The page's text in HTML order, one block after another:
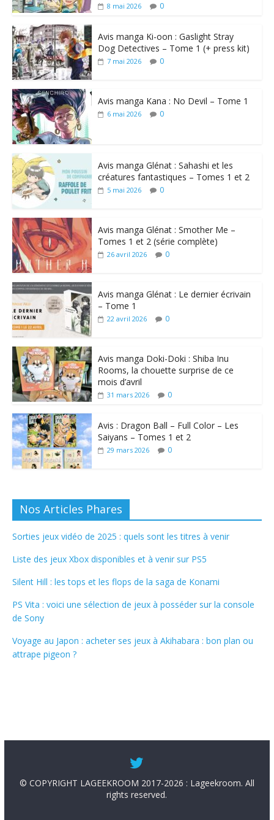
8 mai 2026 0
Avis manga Ki-oon : Gaslight Stray
Dog Detectives – Tome 1 (+ press kit)
7 mai 2026 0
Avis manga Kana : No Devil – Tome 1
6 mai 2026 0
Avis manga Glénat : Sahashi et les
créatures fantastiques – Tomes 1 et 2
5 mai 2026 0
Avis manga Glénat : Smother Me –
Tomes 1 et 2 (série complète)
26 avril 2026 0
Avis manga Glénat : Le dernier écrivain
– Tome 1
22 avril 2026 0
Avis manga Doki-Doki : Shiba Inu
Rooms, la chouette surprise de ce
mois d’avril
31 mars 2026 0
Avis : Dragon Ball – Full Color – Les
Saiyans – Tomes 1 et 2
29 mars 2026 0
Nos Articles Phares
Sorties jeux vidéo de 2025 : quels sont les titres à venir
Liste des jeux Xbox disponibles et à venir sur PS5
Silent Hill : les tops et les flops de la saga de Konami
PS Vita : voici une sélection de jeux à posséder sur la console
de Sony
Voyage au Japon : acheter ses jeux à Akihabara : bon plan ou
attrape pigeon ?
© COPYRIGHT LAGEEKROOM 2017-2026 : Lageekroom. All
rights reserved.